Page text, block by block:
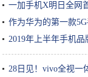
一加手机X明日全网
作为华为的第一款
2019年上半年手机
28日见！vivo全视一